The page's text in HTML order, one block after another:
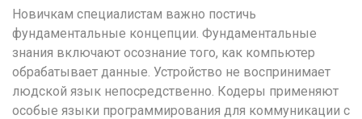
Новичкам специалистам важно постичь
фундаментальные концепции. Фундаментальные
знания включают осознание того, как компьютер
обрабатывает данные. Устройство не воспринимает
людской язык непосредственно. Кодеры применяют
особые языки программирования для коммуникации с